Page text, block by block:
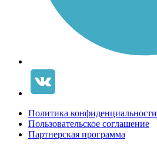
Политика конфиденциальности
Пользовательское соглашение
Партнерская программа